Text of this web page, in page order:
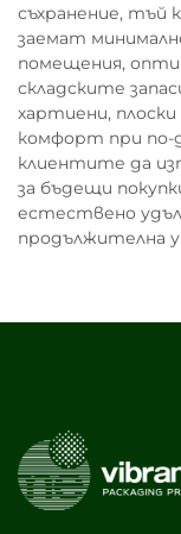
съхранение, тъй
заемат
помещения,
складските
хартиени,
комфорт при по-
клиентите да
за бъдещи
естествено
продължителна